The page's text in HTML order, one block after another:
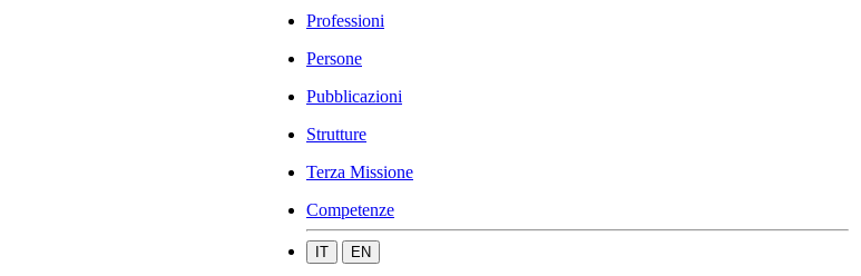
Professioni
Persone
Pubblicazioni
Strutture
Terza Missione
Competenze
IT EN